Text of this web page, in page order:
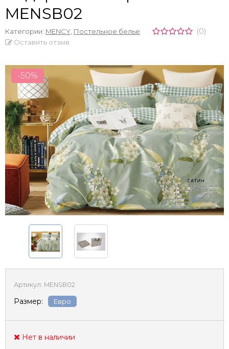
MENSB02
Категории: MENCY Постельное белье (0)
Оставить отзыв
-50%
Артикул: MENSB02
Размер: Евро
Нет в наличии